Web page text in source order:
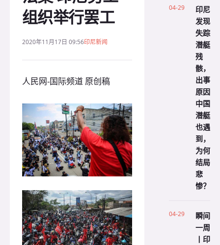
组织举行罢工
2020年11月17日 09:56印尼新闻
人民网-国际频道 原创稿
04-29
印尼
发现
失踪
潜艇
残
骸，
出事
原因
中国
潜艇
也遇
到，
为何
结局
悲
惨？
04-29
瞬间
一周
丨印